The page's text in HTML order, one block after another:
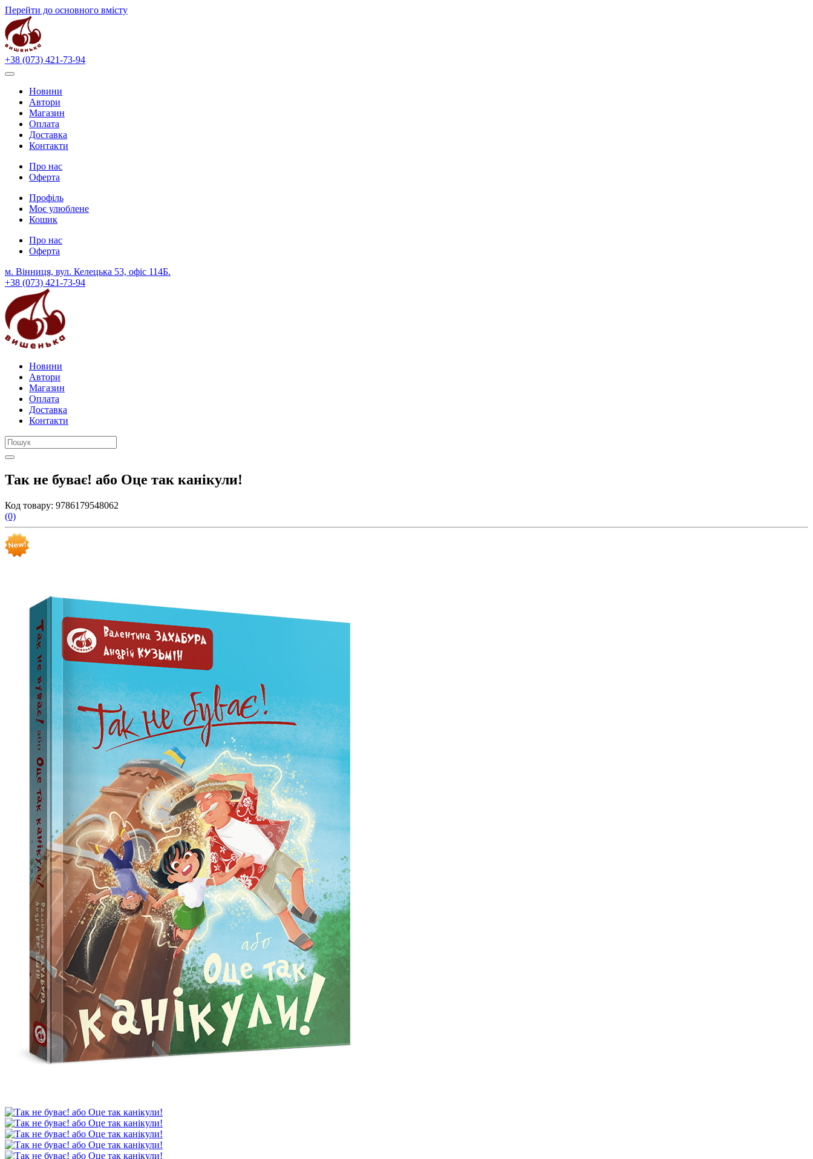
Перейти до основного вмісту
+38 (073) 421-73-94
Новини
Автори
Магазин
Оплата
Доставка
Контакти
Про нас
Оферта
Профіль
Моє улюблене
Кошик
Про нас
Оферта
м. Вінниця, вул. Келецька 53, офіс 114Б.
+38 (073) 421-73-94
Новини
Автори
Магазин
Оплата
Доставка
Контакти
Так не буває! або Оце так канікули!
Код товару: 9786179548062
(0)